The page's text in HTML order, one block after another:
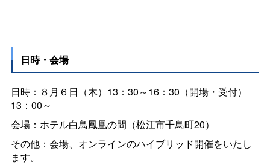
日時・会場
日時：８月６日（木）13：30～16：30（開場・受付）
13：00～
会場：ホテル白鳥鳳凰の間（松江市千鳥町20）
その他：会場、オンラインのハイブリッド開催をいたし
ます。